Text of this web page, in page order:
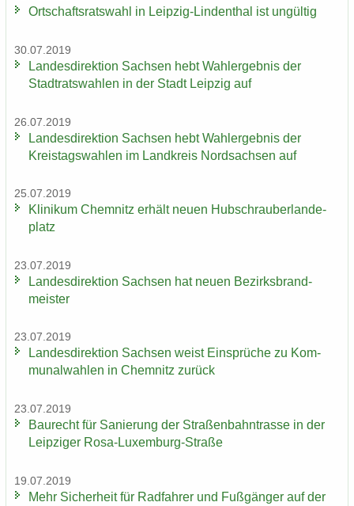
Ort­schafts­rats­wahl in Leipzig-​Lindenthal ist un­gül­tig
30.07.2019
Lan­des­di­rek­ti­on Sach­sen hebt Wahl­er­geb­nis der
Stadt­rats­wah­len in der Stadt Leip­zig auf
26.07.2019
Lan­des­di­rek­ti­on Sach­sen hebt Wahl­er­geb­nis der
Kreis­tags­wah­len im Land­kreis Nord­sach­sen auf
25.07.2019
Kli­ni­kum Chem­nitz er­hält neuen Hub­schrau­ber­lan­de­
platz
23.07.2019
Lan­des­di­rek­ti­on Sach­sen hat neuen Be­zirks­brand­
meis­ter
23.07.2019
Lan­des­di­rek­ti­on Sach­sen weist Ein­sprü­che zu Kom­
mu­nal­wah­len in Chem­nitz zu­rück
23.07.2019
Bau­recht für Sa­nie­rung der Stra­ßen­bahn­tras­se in der
Leip­zi­ger Rosa-​Luxemburg-Straße
19.07.2019
Mehr Si­cher­heit für Rad­fah­rer und Fuß­gän­ger auf der